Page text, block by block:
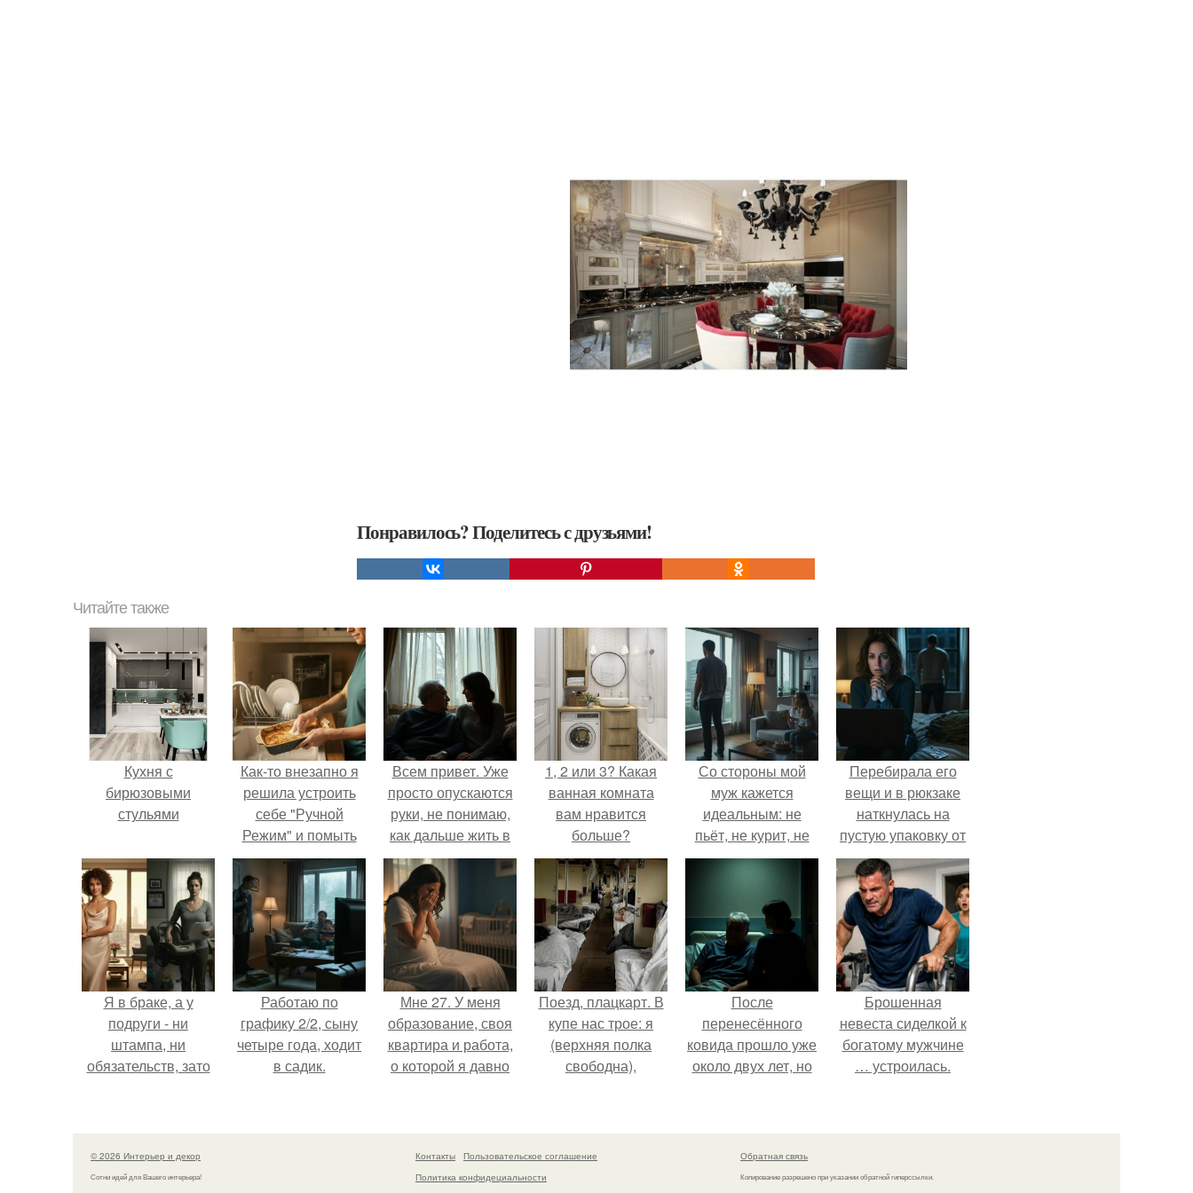
Понравилось? Поделитесь с друзьями!
Читайте также
Кухня с
бирюзовыми
стульями
Как-то внезапно я
решила устроить
себе "Ручной
Режим" и помыть
посуду без помощи
техники.
Всем привет. Уже
просто опускаются
руки, не понимаю,
как дальше жить в
этой ситуации.
1, 2 или 3? Какая
ванная комната
вам нравится
больше?
Со стороны мой
муж кажется
идеальным: не
пьёт, не курит, не
даёт поводов для
ребёнком
справляется
отлично, да и
готовит лучше
многих.
Перебирала его
вещи и в рюкзаке
наткнулась на
пустую упаковку от
каких-то таблеток.
Я в браке, а у
подруги - ни
штампа, ни
обязательств, зато
ей подарил
обеспеченный
мужчина.
Работаю по
графику 2/2, сыну
четыре года, ходит
в садик.
Мне 27. У меня
образование, своя
квартира и работа,
о которой я давно
Поезд, плацкарт. В
купе нас трое: я
(верхняя полка
свободна),
сорока с дочкой
примерно десяти.
После
перенесённого
ковида прошло уже
около двух лет, но
очень чётко.
Брошенная
невеста сиделкой к
богатому мужчине
… устроилась.
© 2026 Интерьер и декор
Сотни идей для Вашего интерьера!
Контакты
Пользовательское соглашение
Политика конфидециальности
Обратная связь
Копирование разрешено при указании обратной гиперссылки.